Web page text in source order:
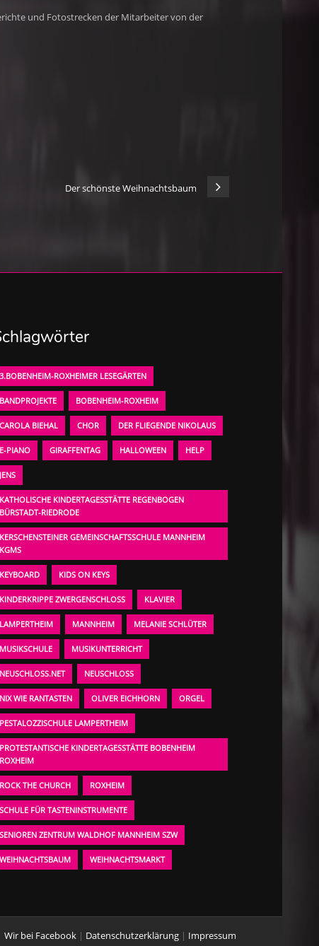
und Fotostrecken der Mitarbeiter von der
Der schönste Weihnachtsbaum
3.BOBENHEIM-ROXHEIMER LESEGÄRTEN
BANDPROJEKTE BOBENHEIM-ROXHEIM
CAROLA BIEHAL CHOR DER FLIEGENDE NIKOLAUS
E-PIANO GIRAFFENTAG HALLOWEEN HELP
JENS
KATHOLISCHE KINDERTAGESSTÄTTE REGENBOGEN
BÜRSTADT-RIEDRODE
KERSCHENSTEINER GEMEINSCHAFTSSCHULE MANNHEIM
KGMS
KEYBOARD KIDS ON KEYS
KINDERKRIPPE ZWERGENSCHLOSS KLAVIER
LAMPERTHEIM MANNHEIM MELANIE SCHLÜTER
MUSIKSCHULE MUSIKUNTERRICHT
NEUSCHLOSS.NET NEUSCHLOSS
NIX WIE RANTASTEN OLIVER EICHHORN ORGEL
PESTALOZZISCHULE LAMPERTHEIM
PROTESTANTISCHE KINDERTAGESSTÄTTE BOBENHEIM
ROXHEIM
ROCK THE CHURCH ROXHEIM
SCHULE FÜR TASTENINSTRUMENTE
SENIOREN ZENTRUM WALDHOF MANNHEIM SZW
WEIHNACHTSBAUM WEIHNACHTSMARKT
Wir bei Facebook | Datenschutzerklärung | Impressum